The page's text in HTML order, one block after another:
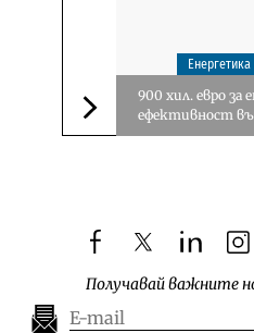
Следваща новина
Енергетика
900 хил. евро за
ефективност
facebooktwitterlinkedin
Получавай важните